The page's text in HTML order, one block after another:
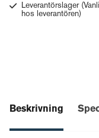
Leverantörslager
hos leverantören)
Beskrivning